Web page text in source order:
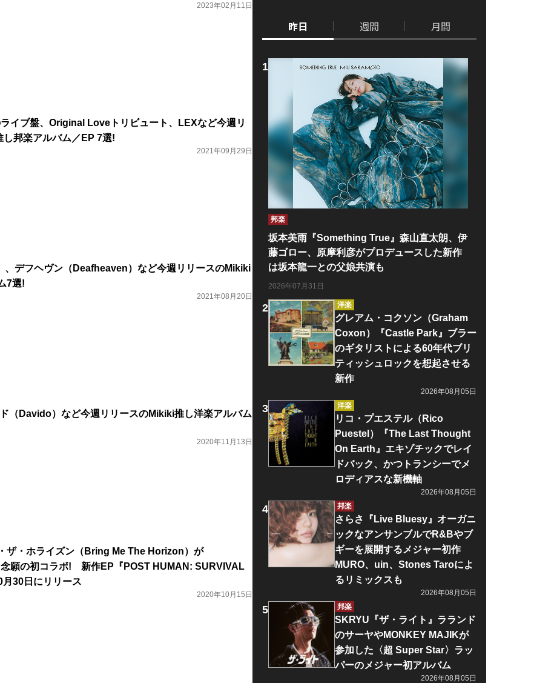
2023年02月11日
イブ盤、Original Loveトリビュート、LEXなど今週リ
し邦楽アルバム／EP 7選!
2021年09月29日
、デフヘヴン（Deafheaven）など今週リリースのMikiki
7選!
2021年08月20日
（Davido）など今週リリースのMikiki推し洋楽アルバム
2020年11月13日
ザ・ホライズン（Bring Me The Horizon）が
願の初コラボ! 新作EP『POST HUMAN: SURVIVAL
月30日にリリース
2020年10月15日
昨日 週間 月間
邦楽
坂本美雨『Something True』森山直太朗、伊
藤ゴロー、原摩利彦がプロデュースした新作
は坂本龍一との父娘共演も
2026年07月31日
洋楽
グレアム・コクソン（Graham
Coxon）『Castle Park』ブラー
のギタリストによる60年代ブリ
ティッシュロックを想起させる
新作
2026年08月05日
洋楽
リコ・プエステル（Rico
Puestel）『The Last Thought
On Earth』エキゾチックでレイ
ドバック、かつトランシーでメ
ロディアスな新機軸
2026年08月05日
邦楽
さらさ『Live Bluesy』オーガニ
ックなアンサンブルでR&Bやブ
ギーを展開するメジャー初作
MURO、uin、Stones Taroによ
るリミックスも
2026年08月05日
邦楽
SKRYU『ザ・ライト』ラランド
のサーヤやMONKEY MAJIKが
参加した〈超 Super Star〉ラッ
パーのメジャー初アルバム
2026年08月05日